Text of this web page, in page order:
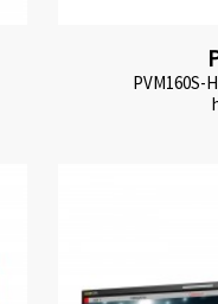
PVM160S-